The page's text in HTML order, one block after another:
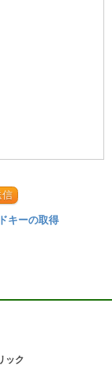
信
キーの取得
ック